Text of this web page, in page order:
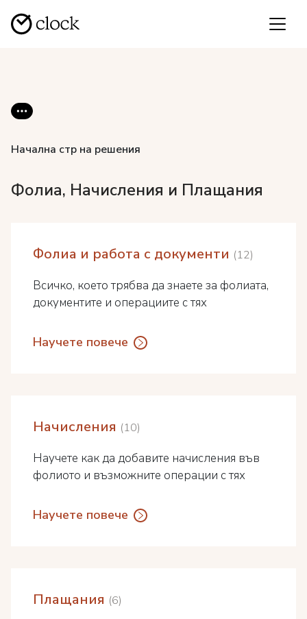
Начална стр на решения
Фолиа, Начисления и Плащания
Фолиа и работа с документи 12
Всичко, което трябва да знаете за фолиата,
документите и операциите с тях
Научете повече
Начисления 10
Научете как да добавите начисления във
фолиото и възможните операции с тях
Научете повече
Плащания 6